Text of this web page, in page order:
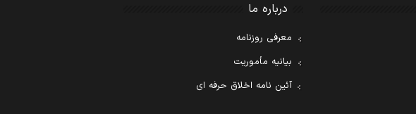
درباره ما
معرفی روزنامه
بیانیه مأموریت
آئین نامه اخلاق حرفه ای